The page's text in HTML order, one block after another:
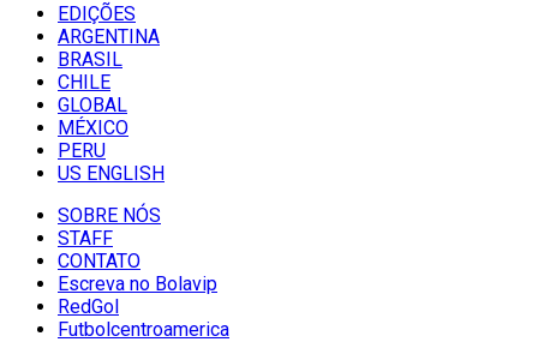
EDIÇÕES
ARGENTINA
BRASIL
CHILE
GLOBAL
MÉXICO
PERU
US ENGLISH
SOBRE NÓS
STAFF
CONTATO
Escreva no Bolavip
RedGol
Futbolcentroamerica